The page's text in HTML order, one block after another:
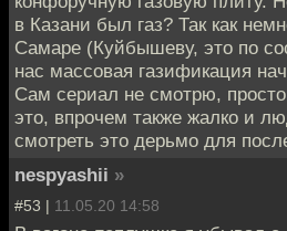
в Казани был газ? Так как
Самаре (Куйбышеву, это по
нас массовая газификация
Сам сериал не смотрю,
это, впрочем также жалко и
смотреть это дерьмо для
nespyashii »
#53 | 11.05.20 14:58